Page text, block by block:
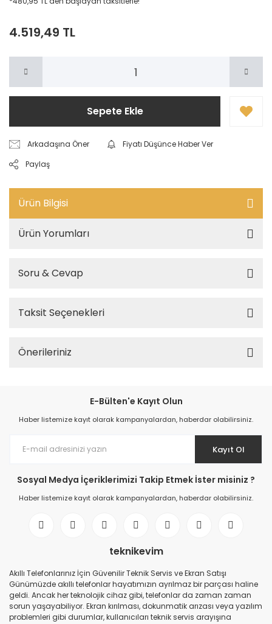
4.519,49 TL
Sepete Ekle
Arkadaşına Öner
Fiyatı Düşünce Haber Ver
Paylaş
Ürün Bilgisi
Ürün Yorumları
Soru & Cevap
Taksit Seçenekleri
Önerileriniz
E-Bülten'e Kayıt Olun
Haber listemize kayıt olarak kampanyalardan, haberdar olabilirsiniz.
Kayıt Ol
Sosyal Medya İçeriklerimizi Takip Etmek İster misiniz ?
Haber listemize kayıt olarak kampanyalardan, haberdar olabilirsiniz.
teknikevim
Akıllı Telefonlarınız İçin Güvenilir Teknik Servis ve Ekran Satışı
Günümüzde akıllı telefonlar hayatımızın ayrılmaz bir parçası haline
geldi. Ancak her teknolojik cihaz gibi, telefonlar da zaman zaman
sorun yaşayabiliyor. Ekran kırılması, dokunmatik arızası veya yazılım
problemleri gibi durumlar, kullanıcıları teknik servis arayışına